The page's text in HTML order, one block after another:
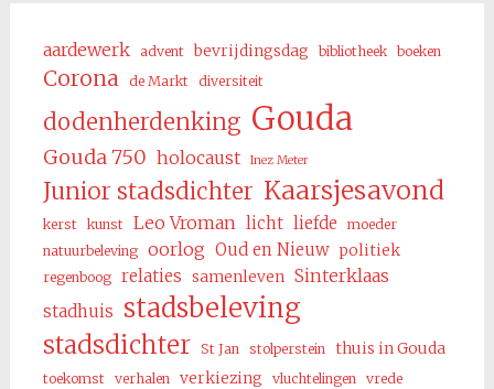
aardewerk advent bevrijdingsdag bibliotheek boeken
Corona de Markt diversiteit
dodenherdenking Gouda
Gouda 750 holocaust Inez Meter
Junior stadsdichter Kaarsjesavond
kerst kunst Leo Vroman licht liefde
moeder
natuurbeleving
oorlog Oud en Nieuw politiek
regenboog relaties samenleven Sinterklaas
stadhuis stadsbeleving
stadsdichter St Jan stolperstein thuis in Gouda
toekomst verhalen verkiezing vluchtelingen
vrede